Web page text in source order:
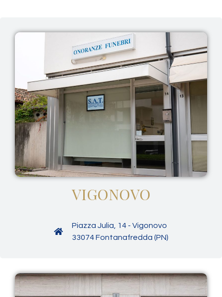
VIGONOVO
Piazza Julia, 14 - Vigonovo
33074 Fontanafredda (PN)